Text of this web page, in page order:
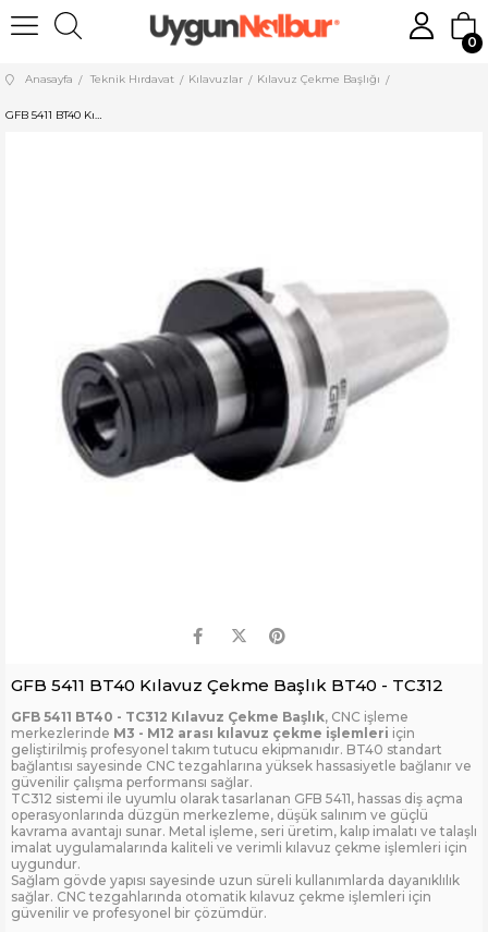
0
Anasayfa Teknik Hırdavat Kılavuzlar Kılavuz Çekme Başlığı
GFB 5411 BT40 Kılavuz Çekme Başlık BT40 - TC312
GFB 5411 BT40 Kılavuz Çekme Başlık BT40 - TC312
GFB 5411 BT40 - TC312 Kılavuz Çekme Başlık, CNC işleme
merkezlerinde M3 - M12 arası kılavuz çekme işlemleri için
geliştirilmiş profesyonel takım tutucu ekipmanıdır. BT40 standart
bağlantısı sayesinde CNC tezgahlarına yüksek hassasiyetle bağlanır ve
güvenilir çalışma performansı sağlar.
TC312 sistemi ile uyumlu olarak tasarlanan GFB 5411, hassas diş açma
operasyonlarında düzgün merkezleme, düşük salınım ve güçlü
kavrama avantajı sunar. Metal işleme, seri üretim, kalıp imalatı ve talaşlı
imalat uygulamalarında kaliteli ve verimli kılavuz çekme işlemleri için
uygundur.
Sağlam gövde yapısı sayesinde uzun süreli kullanımlarda dayanıklılık
sağlar. CNC tezgahlarında otomatik kılavuz çekme işlemleri için
güvenilir ve profesyonel bir çözümdür.